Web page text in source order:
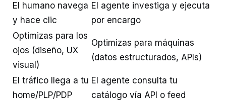
El humano navega
y hace clic
El agente investiga y ejecuta
por encargo
Optimizas para los
ojos (diseño, UX
visual)
Optimizas para máquinas
(datos estructurados, APIs)
El tráfico llega a tu
home/PLP/PDP
El agente consulta tu
catálogo vía API o feed